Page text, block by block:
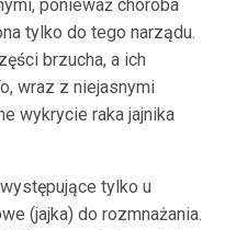
ponieważ choroba
tylko do tego narządu.
brzucha, a ich
wraz z niejasnymi
wykrycie raka jajnika
tylko u
(jajka) do rozmnażania.